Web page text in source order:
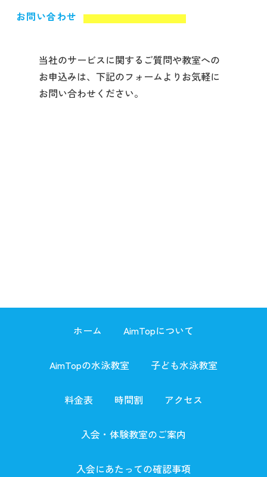
お問い合わせ
当社のサービスに関するご質問や教室への
お申込みは、下記のフォームよりお気軽に
お問い合わせください。
ホーム AimTopについて
AimTopの水泳教室 子ども水泳教室
料金表 時間割 アクセス
入会・体験教室のご案内
入会にあたっての確認事項